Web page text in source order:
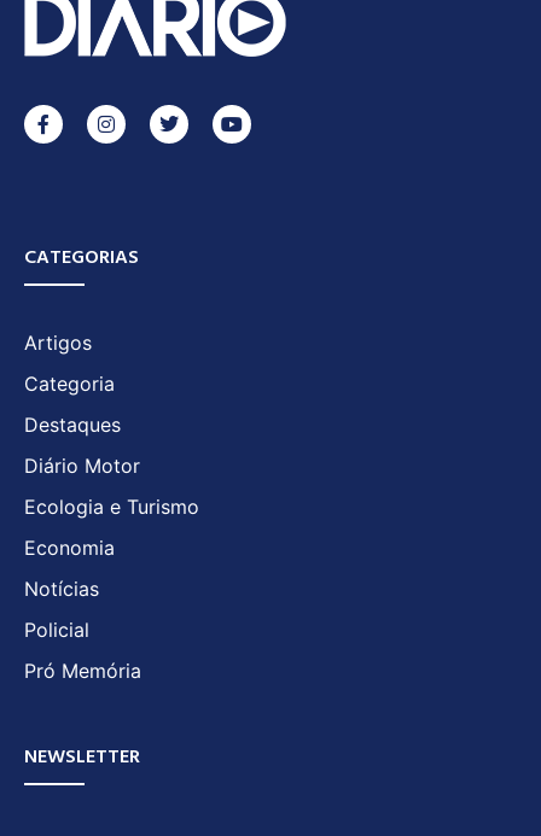
CATEGORIAS
Artigos
Categoria
Destaques
Diário Motor
Ecologia e Turismo
Economia
Notícias
Policial
Pró Memória
NEWSLETTER